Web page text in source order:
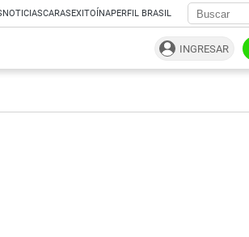
NOTICIASCARASEXITOÍNAPERFIL BRASIL
INGRESAR